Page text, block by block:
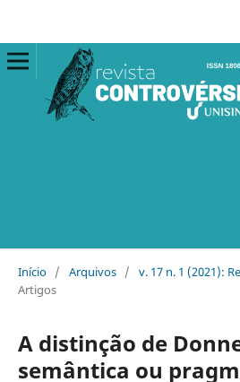
Início / Arquivos / v. 17 n. 1 (2021):
Artigos
A distinção de
semântica ou